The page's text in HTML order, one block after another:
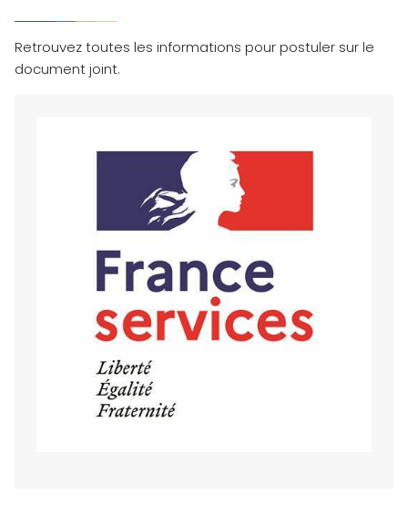
Retrouvez toutes les informations pour postuler sur le
document joint.